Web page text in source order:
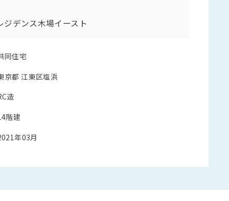
ジデンス木場イースト
同住宅
京都 江東区塩浜
造
階建
年03月